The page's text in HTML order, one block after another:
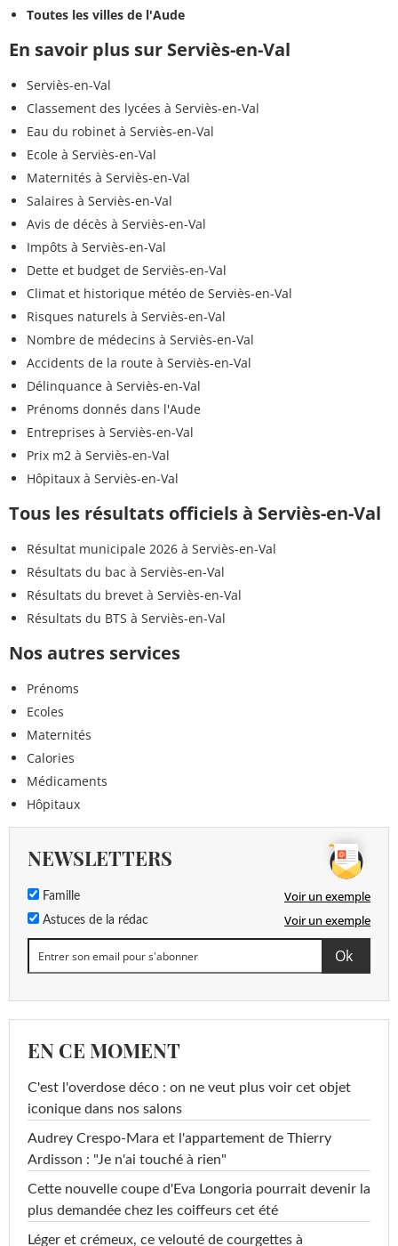
Toutes les villes de l'Aude
En savoir plus sur Serviès-en-Val
Serviès-en-Val
Classement des lycées à Serviès-en-Val
Eau du robinet à Serviès-en-Val
Ecole à Serviès-en-Val
Maternités à Serviès-en-Val
Salaires à Serviès-en-Val
Avis de décès à Serviès-en-Val
Impôts à Serviès-en-Val
Dette et budget de Serviès-en-Val
Climat et historique météo de Serviès-en-Val
Risques naturels à Serviès-en-Val
Nombre de médecins à Serviès-en-Val
Accidents de la route à Serviès-en-Val
Délinquance à Serviès-en-Val
Prénoms donnés dans l'Aude
Entreprises à Serviès-en-Val
Prix m2 à Serviès-en-Val
Hôpitaux à Serviès-en-Val
Tous les résultats officiels à Serviès-en-Val
Résultat municipale 2026 à Serviès-en-Val
Résultats du bac à Serviès-en-Val
Résultats du brevet à Serviès-en-Val
Résultats du BTS à Serviès-en-Val
Nos autres services
Prénoms
Ecoles
Maternités
Calories
Médicaments
Hôpitaux
NEWSLETTERS
Famille Voir un exemple
Astuces de la rédac Voir un exemple
EN CE MOMENT
C'est l'overdose déco : on ne veut plus voir cet objet
iconique dans nos salons
Audrey Crespo-Mara et l'appartement de Thierry
Ardisson : "Je n'ai touché à rien"
Cette nouvelle coupe d'Eva Longoria pourrait devenir la
plus demandée chez les coiffeurs cet été
Léger et crémeux, ce velouté de courgettes à